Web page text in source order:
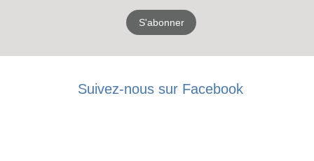
RECEVEZ
LES
S'abonner
Suivez-nous sur Facebook